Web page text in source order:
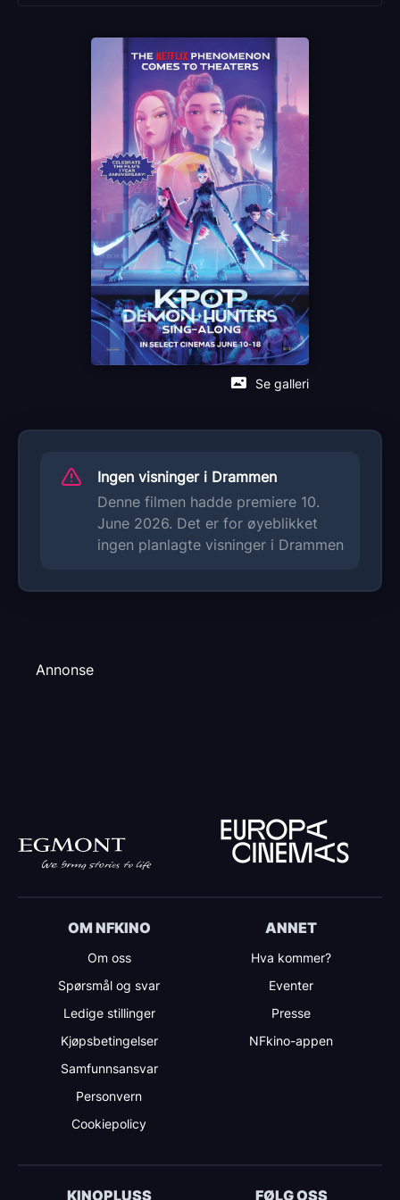
Se galleri
Selmer Media
Ingen visninger i Drammen
Denne filmen hadde premiere 10.
June 2026. Det er for øyeblikket
ingen planlagte visninger i Drammen
Annonse
OM NFKINO
Om oss
Spørsmål og svar
Ledige stillinger
Kjøpsbetingelser
Samfunnsansvar
Personvern
Cookiepolicy
ANNET
Hva kommer?
Eventer
Presse
NFkino-appen
KINOPLUSS FØLG OSS